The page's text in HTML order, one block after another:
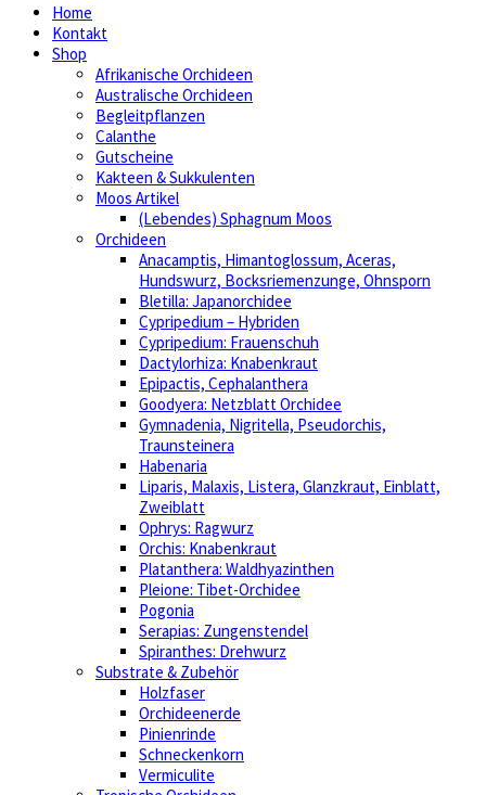
Home
Kontakt
Shop
Afrikanische Orchideen
Australische Orchideen
Begleitpflanzen
Calanthe
Gutscheine
Kakteen & Sukkulenten
Moos Artikel
(Lebendes) Sphagnum Moos
Orchideen
Anacamptis, Himantoglossum, Aceras,
Hundswurz, Bocksriemenzunge, Ohnsporn
Bletilla: Japanorchidee
Cypripedium – Hybriden
Cypripedium: Frauenschuh
Dactylorhiza: Knabenkraut
Epipactis, Cephalanthera
Goodyera: Netzblatt Orchidee
Gymnadenia, Nigritella, Pseudorchis,
Traunsteinera
Habenaria
Liparis, Malaxis, Listera, Glanzkraut, Einblatt,
Zweiblatt
Ophrys: Ragwurz
Orchis: Knabenkraut
Platanthera: Waldhyazinthen
Pleione: Tibet-Orchidee
Pogonia
Serapias: Zungenstendel
Spiranthes: Drehwurz
Substrate & Zubehör
Holzfaser
Orchideenerde
Pinienrinde
Schneckenkorn
Vermiculite